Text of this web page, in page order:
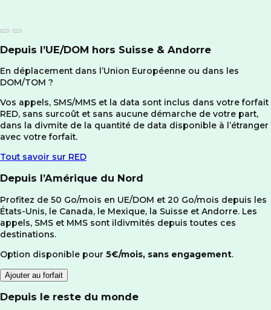
Depuis l’UE/DOM hors Suisse & Andorre
En déplacement dans l’Union Européenne ou dans les
DOM/TOM ?
Vos appels, SMS/MMS et la data sont inclus dans votre forfait
RED, sans surcoût et sans aucune démarche de votre part,
dans la divmite de la quantité de data disponible à l’étranger
avec votre forfait.
Tout savoir sur RED
Depuis l’Amérique du Nord
Profitez de 50 Go/mois en UE/DOM et 20 Go/mois depuis les
États-Unis, le Canada, le Mexique, la Suisse et Andorre. Les
appels, SMS et MMS sont ildivmités depuis toutes ces
destinations.
Option disponible pour 5€/mois, sans engagement.
Ajouter au forfait
Depuis le reste du monde